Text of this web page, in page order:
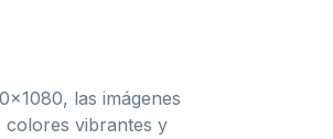
las imágenes
colores vibrantes y